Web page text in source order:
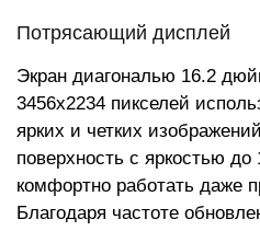
Потрясающий дисплей
Экран диагональю 16.2
3456x2234 пикселей
ярких и четких
поверхность с яркостью до
комфортно работать даже
Благодаря частоте